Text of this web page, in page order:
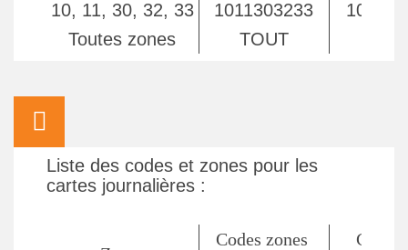
10, 11, 30, 32, 33 1011303233
Toutes zones
TOUT
Liste des codes et zones pour les
cartes journalières :
Codes zones
Codes